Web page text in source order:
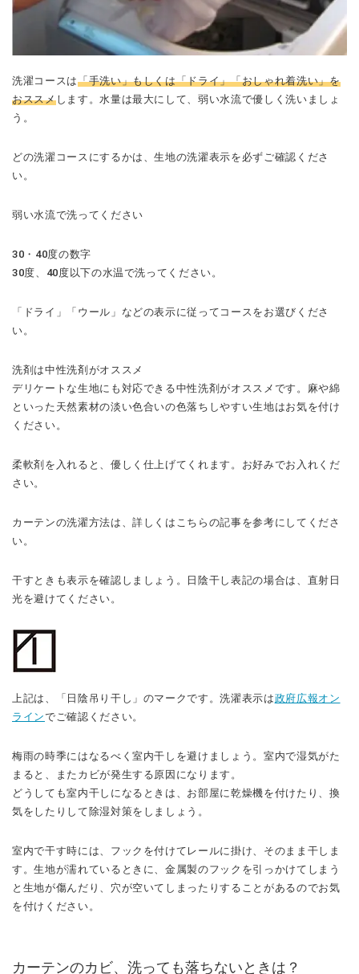
洗濯コースは「手洗い」もしくは「ドライ」「おしゃれ着洗い」を
おススメします。水量は最大にして、弱い水流で優しく洗いましょ
う。
どの洗濯コースにするかは、生地の洗濯表示を必ずご確認くださ
い。
弱い水流で洗ってください
30・40度の数字
30度、40度以下の水温で洗ってください。
「ドライ」「ウール」などの表示に従ってコースをお選びくださ
い。
洗剤は中性洗剤がオススメ
デリケートな生地にも対応できる中性洗剤がオススメです。麻や綿
といった天然素材の淡い色合いの色落ちしやすい生地はお気を付け
ください。
柔軟剤を入れると、優しく仕上げてくれます。お好みでお入れくだ
さい。
カーテンの洗濯方法は、詳しくはこちらの記事を参考にしてくださ
い。
干すときも表示を確認しましょう。日陰干し表記の場合は、直射日
光を避けてください。
上記は、「日陰吊り干し」のマークです。洗濯表示は政府広報オン
ラインでご確認ください。
梅雨の時季にはなるべく室内干しを避けましょう。室内で湿気がた
まると、またカビが発生する原因になります。
どうしても室内干しになるときは、お部屋に乾燥機を付けたり、換
気をしたりして除湿対策をしましょう。
室内で干す時には、フックを付けてレールに掛け、そのまま干しま
す。生地が濡れているときに、金属製のフックを引っかけてしまう
と生地が傷んだり、穴が空いてしまったりすることがあるのでお気
を付けください。
カーテンのカビ、洗っても落ちないときは？